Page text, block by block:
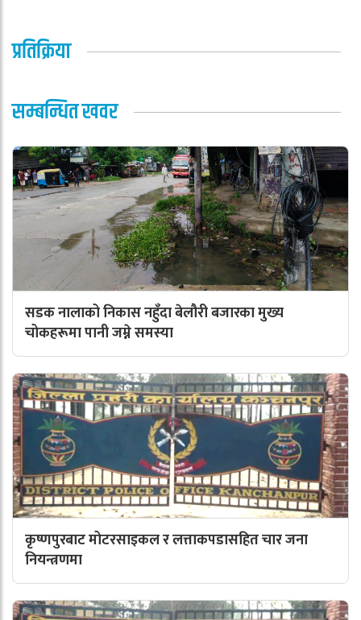
प्रतिक्रिया
सम्बन्धित खवर
सडक नालाको निकास नहुँदा बेलौरी बजारका मुख्य
चोकहरूमा पानी जम्ने समस्या
कृष्णपुरबाट मोटरसाइकल र लत्ताकपडासहित चार जना
नियन्त्रणमा